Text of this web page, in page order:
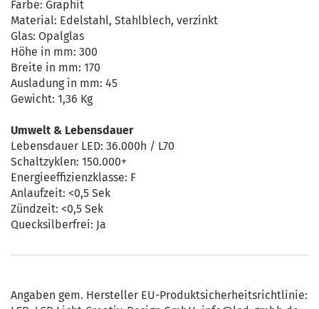
Farbe: Graphit
Material: Edelstahl, Stahlblech, verzinkt
Glas: Opalglas
Höhe in mm: 300
Breite in mm: 170
Ausladung in mm: 45
Gewicht: 1,36 Kg
Umwelt & Lebensdauer
Lebensdauer LED: 36.000h / L70
Schaltzyklen: 150.000+
Energieeffizienzklasse: F
Anlaufzeit: <0,5 Sek
Zündzeit: <0,5 Sek
Quecksilberfrei: Ja
Angaben gem. Hersteller EU-Produktsicherheitsrichtlinie: